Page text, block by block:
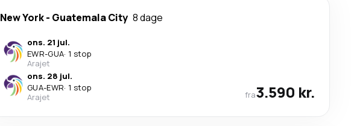
New York- Guatemala City 8 dage
ons. 21 jul.
EWR-GUA· 1 stop
Arajet
ons. 28 jul.
GUA-EWR· 1 stop
Arajet
fra3.590 kr.